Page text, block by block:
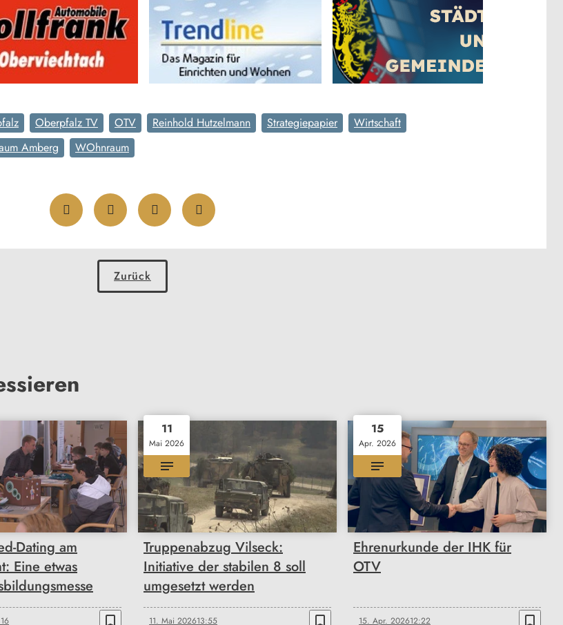
Oberpfalz TV OTV Reinhold Hutzelmann Strategiepapier
Wirtschaft
Amberg WOhnraum
Zurück
Dating am
Eine etwas
bookmark_border
11
Mai 2026
Truppenabzug Vilseck:
Initiative der stabilen 8 soll
umgesetzt werden
11. Mai 202613:55 bookmark_border
15
Apr. 2026
Ehrenurkunde der IHK für
OTV
15. Apr. 202612:22 bookmark_border